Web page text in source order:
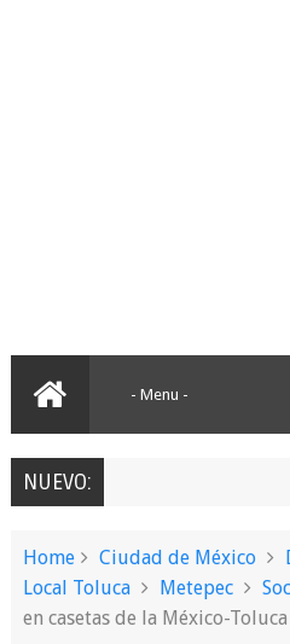
NUEVO:
Home Ciudad de México
Local Toluca
Metepec
en casetas de la México-